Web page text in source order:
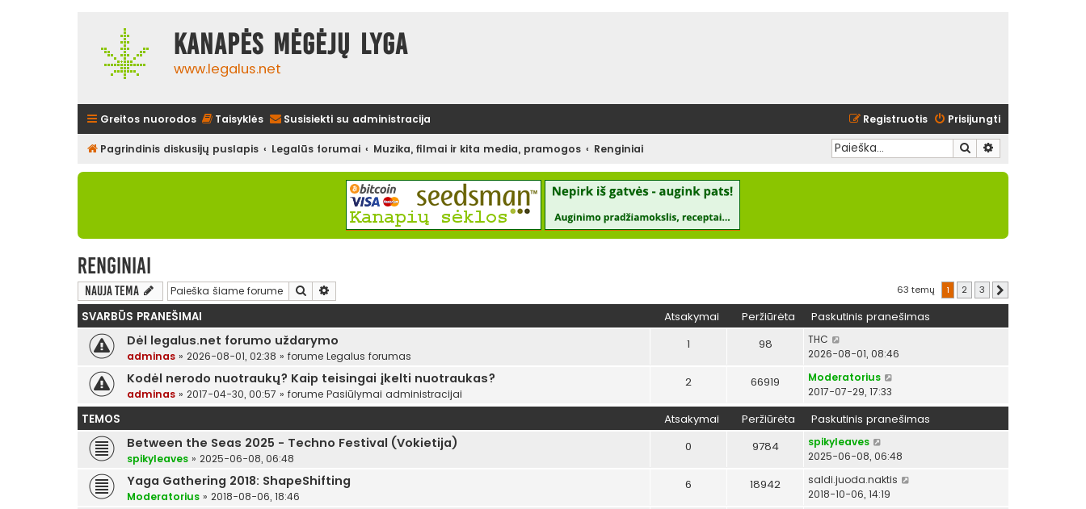
Kanapės mėgėjų lyga
www.legalus.net
Greitos nuorodos Taisyklės Susisiekti su administracija Prisijungti
Registruotis
Pagrindinis diskusijų puslapis Legalūs forumai Muzika, filmai ir kita media, pramogos Renginiai Ieškoti
Renginiai
Nauja tema Ieškoti 63 temų 1 2 3
SVARBŪS PRANEŠIMAI Atsakymai Peržiūrėta Paskutinis pranešimas
Dėl legalus.net forumo uždarymo
adminas » 2026-08-01, 02:38 » forume Legalus forumas
1 98
THC
2026-08-01, 08:46
Kodėl nerodo nuotraukų? Kaip teisingai įkelti nuotraukas?
adminas » 2017-04-30, 00:57 » forume Pasiūlymai administracijai
2 66919
Moderatorius
2017-07-29, 17:33
TEMOS Atsakymai Peržiūrėta Paskutinis pranešimas
Between the Seas 2025 - Techno Festival (Vokietija)
spikyleaves » 2025-06-08, 06:48
0 9784
spikyleaves
2025-06-08, 06:48
Yaga Gathering 2018: ShapeShifting
Moderatorius » 2018-08-06, 18:46
6 18942
saldi.juoda.naktis
2018-10-06, 14:19